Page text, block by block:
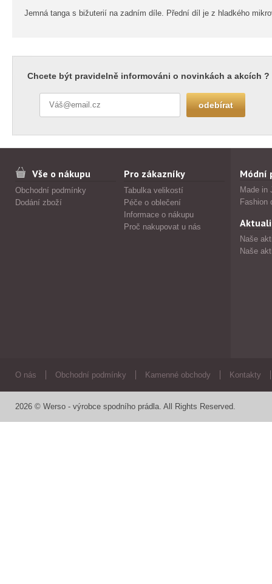
Jemná tanga s bižuterií na zadním díle. Přední díl je z hladkého
Chcete být pravidelně informováni o novinkách a akcích ?
Vše o nákupu
Obchodní podmínky
Dodání zboží
Pro zákazníky
Tabulka velikostí
Péče o oblečení
Informace o nákupu
Proč nakupovat u nás
Módní
Made in
Fashion
Naše
Naše
O nás Obchodní podmínky Kamenné obchody Kontakty
2026 © Werso - výrobce spodního prádla. All Rights Reserved.